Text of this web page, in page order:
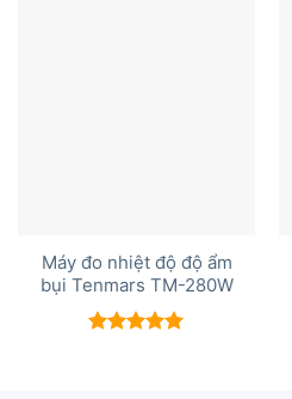
Máy đo nhiệt độ độ ẩm
bụi Tenmars TM-280W